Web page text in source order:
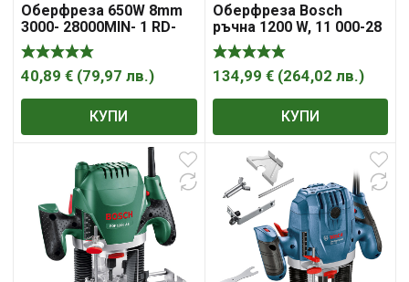
Оберфреза 650W 8mm
3000- 28000MIN- 1 RD-
ER09
40,89 € (79,97 лв.)
КУПИ
Оберфреза Bosch
ръчна 1200 W, 11 000-28
000 об./мин, ф 6-8 мм,
POF 1200 AE
134,99 € (264,02 лв.)
КУПИ